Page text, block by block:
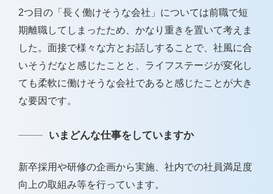
2つ目の「長く働けそうな会社」については前職で短
期離職してしまったため、かなり重きを置いて考えま
した。面接で様々な方とお話しすることで、社風に合
いそうだなと感じたことと、ライフステージが変化し
ても柔軟に働けそうな会社であると感じたことが大き
な要因です。
いまどんな仕事をしていますか
新卒採用や研修の企画から実施、社内での社員満足度
向上の取組み等を行っています。